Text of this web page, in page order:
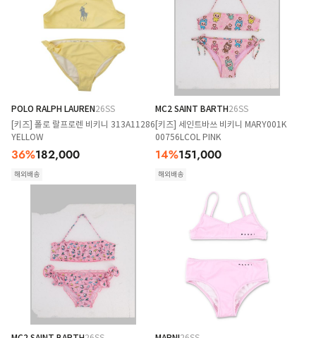
POLO RALPH LAUREN26SS
[키즈] 폴로 랄프로렌 비키니 313A11286
YELLOW
36%182,000
해외배송
MC2 SAINT BARTH26SS
[키즈] 세인트바쓰 비키니 MARY001K
00756LCOL PINK
14%151,000
해외배송